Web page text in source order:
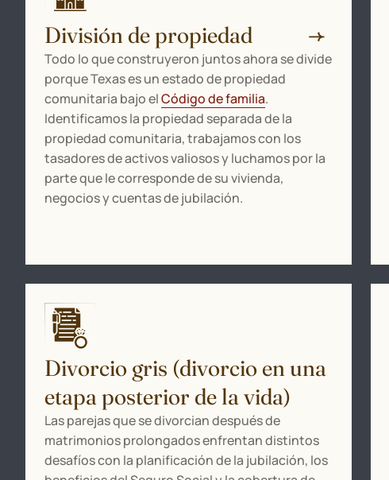
División de propiedad
Todo lo que construyeron juntos ahora se divide
porque Texas es un estado de propiedad
comunitaria bajo elCódigo de familia.
Identificamos la propiedad separada de la
propiedad comunitaria, trabajamos con los
tasadores de activos valiosos y luchamos por la
parte que le corresponde de su vivienda,
negocios y cuentas de jubilación.
Divorcio gris (divorcio en una
etapa posterior de la vida)
Las parejas que se divorcian después de
matrimonios prolongados enfrentan distintos
desafíos con la planificación de la jubilación, los